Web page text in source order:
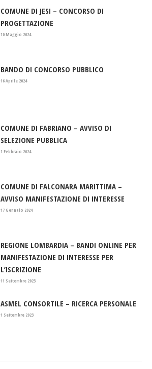
COMUNE DI JESI – CONCORSO DI
PROGETTAZIONE
10 Maggio 2024
BANDO DI CONCORSO PUBBLICO
16 Aprile 2024
COMUNE DI FABRIANO – AVVISO DI
SELEZIONE PUBBLICA
1 Febbraio 2024
COMUNE DI FALCONARA MARITTIMA –
AVVISO MANIFESTAZIONE DI INTERESSE
17 Gennaio 2024
REGIONE LOMBARDIA – BANDI ONLINE PER
MANIFESTAZIONE DI INTERESSE PER
L’ISCRIZIONE
11 Settembre 2023
ASMEL CONSORTILE – RICERCA PERSONALE
1 Settembre 2023